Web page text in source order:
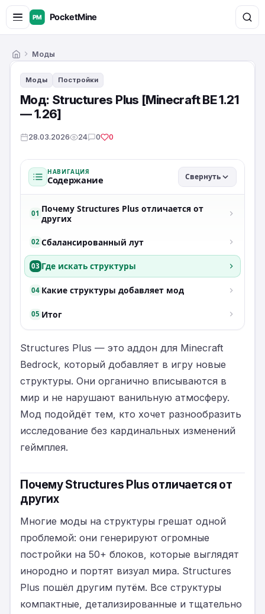
ГлавнаяМоды
Моды Постройки
Мод: Structures Plus [Minecraft BE 1.21
— 1.26]
28.03.2026 24 0 0
НАВИГАЦИЯ
Содержание Свернуть
01 Почему Structures Plus отличается от
других
02 Сбалансированный лут
03 Где искать структуры
04 Какие структуры добавляет мод
05 Итог
Structures Plus — это аддон для Minecraft
Bedrock, который добавляет в игру новые
структуры. Они органично вписываются в
мир и не нарушают ванильную атмосферу.
Мод подойдёт тем, кто хочет разнообразить
исследование без кардинальных изменений
геймплея.
Почему Structures Plus отличается от
других
Многие моды на структуры грешат одной
проблемой: они генерируют огромные
постройки на 50+ блоков, которые выглядят
инородно и портят визуал мира. Structures
Plus пошёл другим путём. Все структуры
компактные, детализированные и тщательно